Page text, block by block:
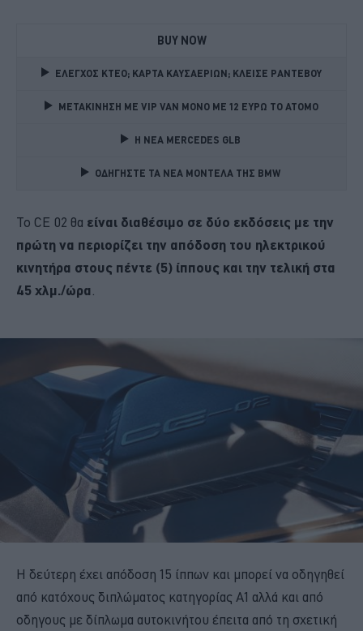
BUY NOW
ΕΛΕΓΧΟΣ ΚΤΕΟ; ΚΑΡΤΑ ΚΑΥΣΑΕΡΙΩΝ; ΚΛΕΙΣΕ ΡΑΝΤΕΒΟΥ
ΜΕΤΑΚΙΝΗΣΗ ΜΕ VIP VAN ΜΟΝΟ ΜΕ 12 ΕΥΡΩ ΤΟ ΑΤΟΜΟ
Η ΝΕΑ MERCEDES GLB
ΟΔΗΓΗΣΤΕ ΤΑ ΝΕΑ ΜΟΝΤΕΛΑ ΤΗΣ BMW
Το CE 02 θα είναι διαθέσιμο σε δύο εκδόσεις με την
πρώτη να περιορίζει την απόδοση του ηλεκτρικού
κινητήρα στους πέντε (5) ίππους και την τελική στα
45 χλμ./ώρα
Η δεύτερη έχει απόδοση 15 ίππων και μπορεί να οδηγηθεί
από κατόχους διπλώματος κατηγορίας A1 αλλά και από
οδηγους με δίπλωμα αυτοκινήτου έπειτα από τη σχετική